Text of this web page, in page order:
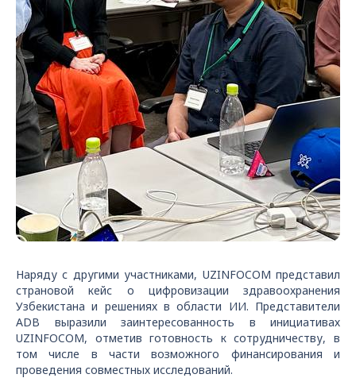
Наряду с другими участниками, UZINFOCOM представил
страновой кейс о цифровизации здравоохранения
Узбекистана и решениях в области ИИ. Представители
ADB выразили заинтересованность в инициативах
UZINFOCOM, отметив готовность к сотрудничеству, в
том числе в части возможного финансирования и
проведения совместных исследований.